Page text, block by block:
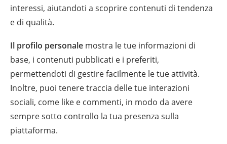
interessi, aiutandoti a scoprire contenuti di tendenza
e di qualità.
Il profilo personale mostra le tue informazioni di
base, i contenuti pubblicati e i preferiti,
permettendoti di gestire facilmente le tue attività.
Inoltre, puoi tenere traccia delle tue interazioni
sociali, come like e commenti, in modo da avere
sempre sotto controllo la tua presenza sulla
piattaforma.